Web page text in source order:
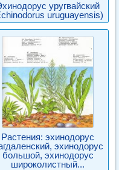
уругвайский
uruguayensis)
Растения: эхинодорус
эхинодорус
большой, эхинодорус
широколистный...